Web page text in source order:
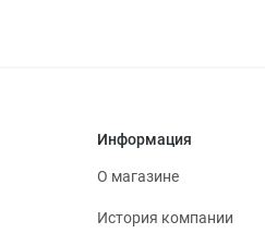
Информация
О магазине
История компании